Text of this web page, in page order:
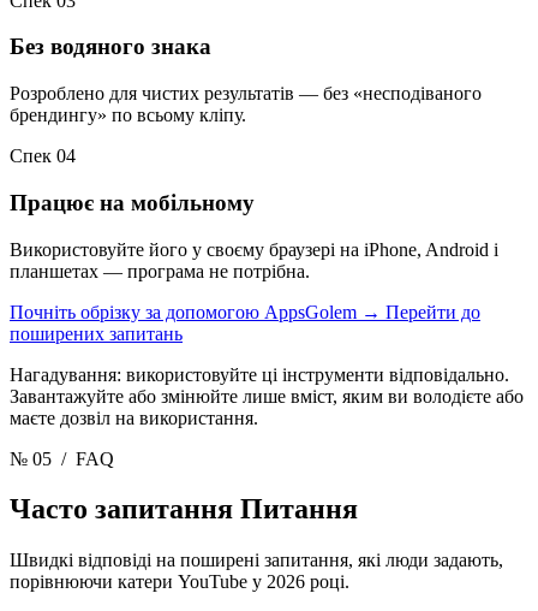
Без водяного знака
Розроблено для чистих результатів — без «несподіваного
брендингу» по всьому кліпу.
Спек 04
Працює на мобільному
Використовуйте його у своєму браузері на iPhone, Android і
планшетах — програма не потрібна.
Почніть обрізку за допомогою AppsGolem → Перейти до
поширених запитань
Нагадування: використовуйте ці інструменти відповідально.
Завантажуйте або змінюйте лише вміст, яким ви володієте або
маєте дозвіл на використання.
№ 05 / FAQ
Часто запитання Питання
Швидкі відповіді на поширені запитання, які люди задають,
порівнюючи катери YouTube у 2026 році.